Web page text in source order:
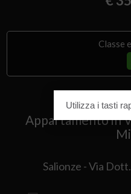
Classe
Appartamento in
Salionze - Via
Utilizza i tasti